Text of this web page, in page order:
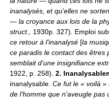
inanalysés, et qu'elles ne
— la croyance aux lois de la
struct., 1930p. 327). Emploi
ce retour à l'inanalysé [la
ce paradis le contact des êtres
semblait d'une insignifiance
1922, p. 258). 2.
inanalysable. Ce fut le « voilà »
de l'homme que n'aveugle pas